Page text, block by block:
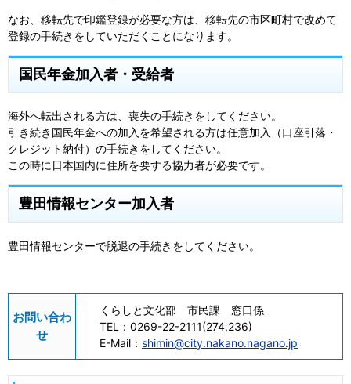
なお、移転先で印鑑登録が必要な方は、移転先の市区町村で改めて
登録の手続きをしていただくことになります。
国民年金加入者・受給者
海外へ転出される方は、喪失の手続きをしてください。
引き続き国民年金への加入を希望される方は任意加入（口座引落・
クレジット納付）の手続きをしてください。
この時に日本国内に住所を要する協力者が必要です。
豊田情報センター加入者
豊田情報センターで脱退の手続きをしてください。
お問い合わ
せ
くらしと文化部 市民課 窓口係
TEL： 0269-22-2111(274,236)
E-Mail： shimin@city.nakano.nagano.jp